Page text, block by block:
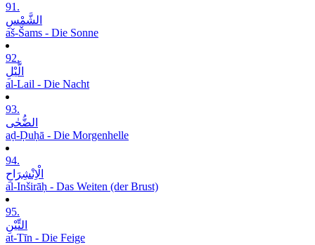
91.
الشَّمْسِ
aš-Šams - Die Sonne
92.
الَّیْلِ
al-Lail - Die Nacht
93.
الضُّحٰی
aḍ-Ḍuḥā - Die Morgenhelle
94.
الْاِنْشِرَاحِ
al-Inširāḥ - Das Weiten (der Brust)
95.
التِّیْنِ
at-Tīn - Die Feige